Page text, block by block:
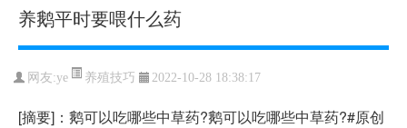
养鹅平时要喂什么药
网友:ye 养殖技巧 2022-10-28 18:38:17
[摘要]：鹅可以吃哪些中草药?鹅可以吃哪些中草药?#原创